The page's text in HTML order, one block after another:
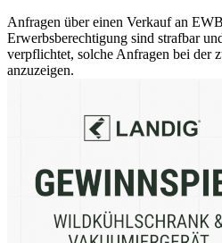
Anfragen über einen Verkauf an
Erwerbsberechtigung sind strafbar
verpflichtet, solche Anfragen bei der
anzuzeigen.